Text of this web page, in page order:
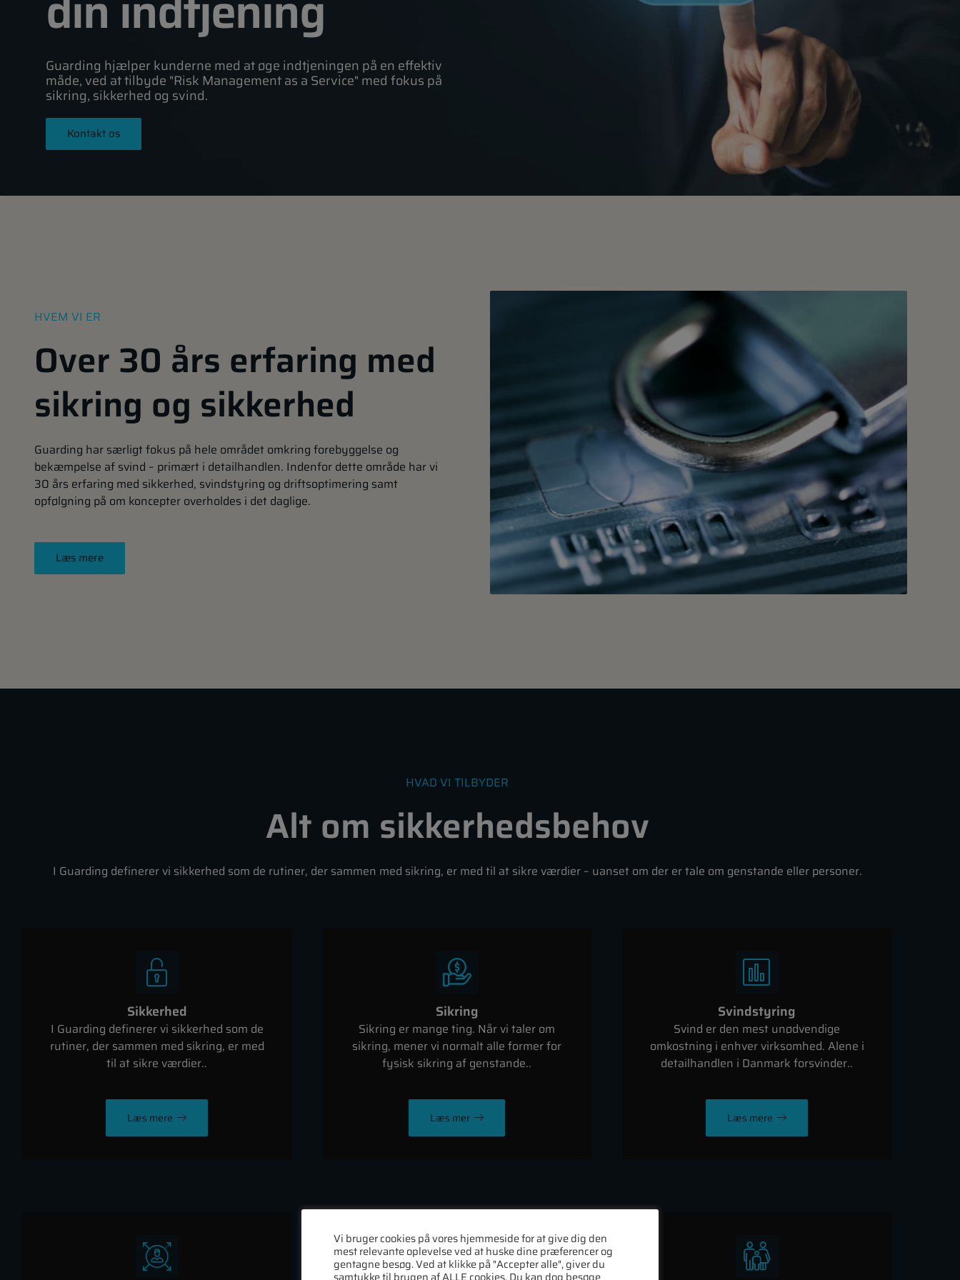
Guarding hjælper kunderne med at øge indtjeningen på en effektiv
måde, ved at tilbyde "Risk Management as a Service" med fokus på
sikring, sikkerhed og svind.
Kontakt os
HVEM VI ER
Over 30 års erfaring med
sikring og sikkerhed
Guarding har særligt fokus på hele området omkring forebyggelse og
bekæmpelse af svind – primært i detailhandlen. Indenfor dette område har vi
30 års erfaring med sikkerhed, svindstyring og driftsoptimering samt
opfølgning på om koncepter overholdes i det daglige.
Læs mere
HVAD VI TILBYDER
Alt om sikkerhedsbehov
I Guarding definerer vi sikkerhed som de rutiner, der sammen med sikring, er med til at sikre værdier – uanset om der er tale om genstande eller personer.
Sikkerhed
I Guarding definerer vi sikkerhed som de
rutiner, der sammen med sikring, er med
til at sikre værdier..
Læs mere
Sikring
Sikring er mange ting. Når vi taler om
sikring, mener vi normalt alle former for
fysisk sikring af genstande..
Læs mer
Svindstyring
Svind er den mest unødvendige
omkostning i enhver virksomhed. Alene i
detailhandlen i Danmark forsvinder..
Læs mere
Vi bruger cookies på vores hjemmeside for at give dig den
mest relevante oplevelse ved at huske dine præferencer og
gentagne besøg. Ved at klikke på "Accepter alle", giver du
samtykke til brugen af ALLE cookies. Du kan dog besøge